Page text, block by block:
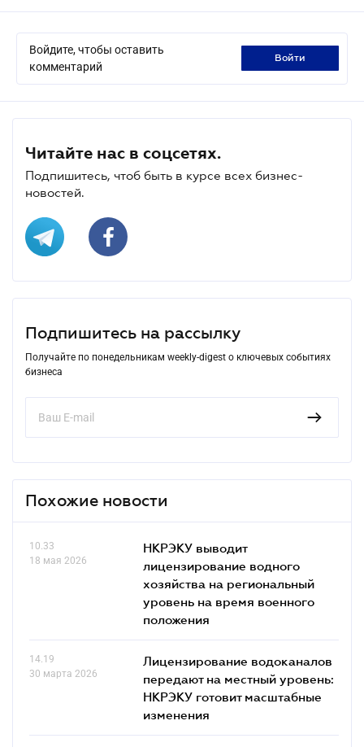
Войдите, чтобы оставить
комментарий
войти
Читайте нас в соцсетях.
Подпишитесь, чтоб быть в курсе всех бизнес-
новостей.
Подпишитесь на рассылку
Получайте по понедельникам weekly-digest о ключевых событиях
бизнеса
Похожие новости
10.33
18 мая 2026
НКРЭКУ выводит
лицензирование водного
хозяйства на региональный
уровень на время военного
положения
14.19
30 марта 2026
Лицензирование водоканалов
передают на местный уровень:
НКРЭКУ готовит масштабные
изменения